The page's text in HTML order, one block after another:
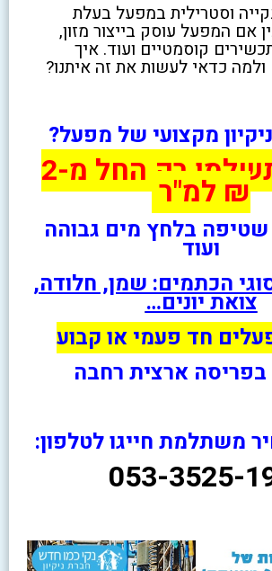
וסטרילית במפעל בעלת
אם המפעל עוסק בייצור מזון,
קוסמטיים ועוד. איך
כדאי לעשות את זה איתנו?
מקצועי של מפעל?
אצלנו תשלמו רק החל מ-2
₪ למ"ר
שטיפה בלחץ מים גבוהה
ועוד
הכתמים: שמן, חלודה,
צואת יונים…
חד פעמי או קבוע
בפריסה ארצית רחבה
משתלמת חייגו לטלפון:
053-3525-